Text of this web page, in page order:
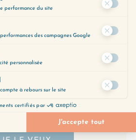
pour vous aider à
les épisodes qui
du moment.
gratuitement en
ci-dessous :